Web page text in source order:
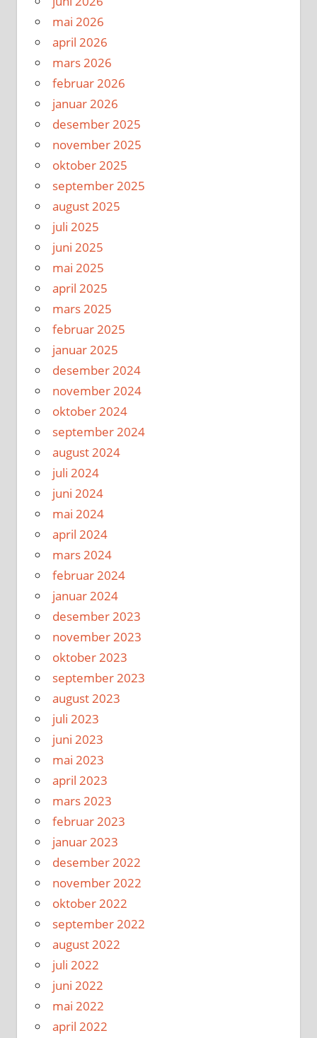
mai 2026
april 2026
mars 2026
februar 2026
januar 2026
desember 2025
november 2025
oktober 2025
september 2025
august 2025
juli 2025
juni 2025
mai 2025
april 2025
mars 2025
februar 2025
januar 2025
desember 2024
november 2024
oktober 2024
september 2024
august 2024
juli 2024
juni 2024
mai 2024
april 2024
mars 2024
februar 2024
januar 2024
desember 2023
november 2023
oktober 2023
september 2023
august 2023
juli 2023
juni 2023
mai 2023
april 2023
mars 2023
februar 2023
januar 2023
desember 2022
november 2022
oktober 2022
september 2022
august 2022
juli 2022
juni 2022
mai 2022
april 2022